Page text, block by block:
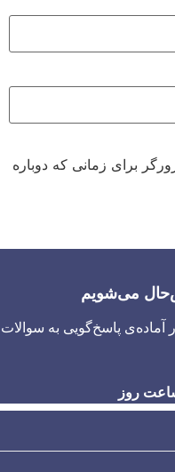
برای زمانی که دوباره
می‌شویم
آماده‌ی پاسخ‌گویی به سوالات